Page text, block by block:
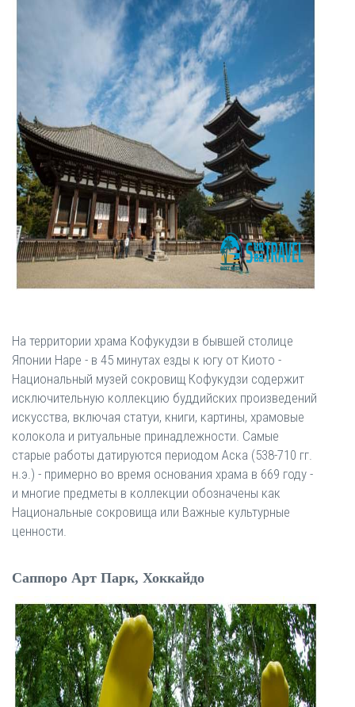
На территории храма Кофукудзи в бывшей столице
Японии Наре - в 45 минутах езды к югу от Киото -
Национальный музей сокровищ Кофукудзи содержит
исключительную коллекцию буддийских произведений
искусства, включая статуи, книги, картины, храмовые
колокола и ритуальные принадлежности. Самые
старые работы датируются периодом Аска (538-710 гг.
н.э.) - примерно во время основания храма в 669 году -
и многие предметы в коллекции обозначены как
Национальные сокровища или Важные культурные
ценности.
Саппоро Арт Парк, Хоккайдо